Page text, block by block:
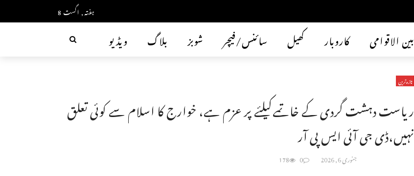
ہفتہ, اگست 8
ویڈیو بلاگ شوبز سائنس/فیچر کھیل کاروبار بین الاقوامی
تازہ ترین
ریاست دہشت گردی کے خاتمےکیلئے پر عزم ہے، خوارج کا اسلام سے کوئی تعلق
نہیں،ڈی جی آئی ایس پی آر
جنوری 6, 2026 0
178